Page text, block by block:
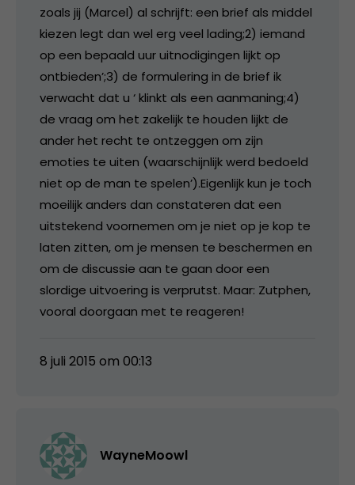
zoals jij (Marcel) al schrijft: een brief als middel
kiezen legt dan wel erg veel lading;2) iemand
op een bepaald uur uitnodigingen lijkt op
ontbieden’;3) de formulering in de brief ik
verwacht dat u ‘ klinkt als een aanmaning;4)
de vraag om het zakelijk te houden lijkt de
ander het recht te ontzeggen om zijn
emoties te uiten (waarschijnlijk werd bedoeld
niet op de man te spelen’).Eigenlijk kun je toch
moeilijk anders dan constateren dat een
uitstekend voornemen om je niet op je kop te
laten zitten, om je mensen te beschermen en
om de discussie aan te gaan door een
slordige uitvoering is verprutst. Maar: Zutphen,
vooral doorgaan met te reageren!
8 juli 2015 om 00:13
WayneMoowl